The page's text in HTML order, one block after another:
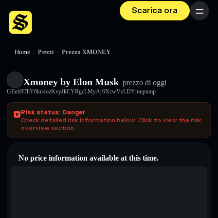
Scarica ora Menu
Home / Prezzi / Prezzo XMONEY
Xmoney by Elon Musk prezzo di oggi
GEub9ThY6kn4ozKvyJkCYRgcLMyAr6XcwVzLDYmupump
Risk status: Danger
Check detailed risk information below. Click to view the risk
overview section.
No price information available at this time.